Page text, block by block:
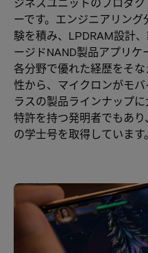
ーです。エンジニアリン
験を積み、LPDRAM設計
ージドNAND製品アプリ
各分野で優れた経歴をそ
性から、マイクロンがモ
ラスの製品ラインナップ
特許を持つ発明者でもあ
の学士号を取得しています。